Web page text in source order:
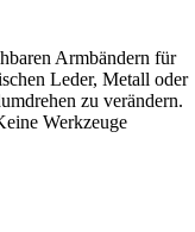
Armbändern für
Leder, Metall oder
zu verändern.
Werkzeuge